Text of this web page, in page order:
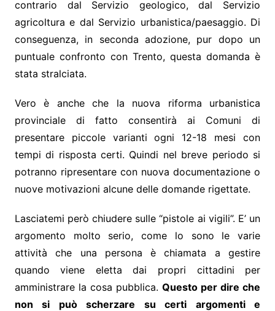
contrario dal Servizio geologico, dal Servizio
agricoltura e dal Servizio urbanistica/paesaggio. Di
conseguenza, in seconda adozione, pur dopo un
puntuale confronto con Trento, questa domanda è
stata stralciata.
Vero è anche che la nuova riforma urbanistica
provinciale di fatto consentirà ai Comuni di
presentare piccole varianti ogni 12-18 mesi con
tempi di risposta certi. Quindi nel breve periodo si
potranno ripresentare con nuova documentazione o
nuove motivazioni alcune delle domande rigettate.
Lasciatemi però chiudere sulle “pistole ai vigili”. E’ un
argomento molto serio, come lo sono le varie
attività che una persona è chiamata a gestire
quando viene eletta dai propri cittadini per
amministrare la cosa pubblica. Questo per dire che
non si può scherzare su certi argomenti e